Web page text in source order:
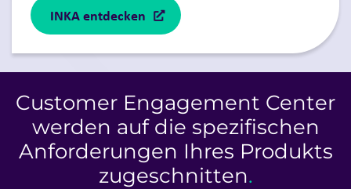
INKA entdecken
Customer Engagement Center
werden auf die spezifischen
Anforderungen Ihres Produkts
zugeschnitten.